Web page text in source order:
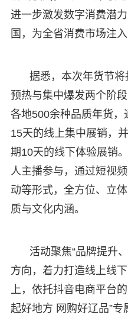
进一步激发数字消费潜
国，为全省消费市场注入
据悉，本次年货节
预热与集中爆发两个阶
各地500余种品质年货，
15天的线上集中展销，
期10天的线下体验展销
人主播参与，通过短视
动等形式，全方位、立
质与文化内涵。
活动聚焦“品牌提升
方向，着力打造线上线
上，依托抖音电商平台
起好地方 网购好辽品”